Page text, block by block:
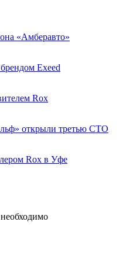
«Амберавто»
Exeed
Rox
открыли третью СТО
Rox в Уфе